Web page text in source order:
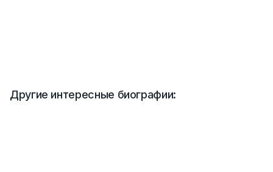
Другие интересные биографии: